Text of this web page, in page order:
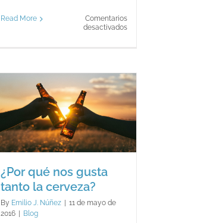
Read More
Comentarios
desactivadosen
el
desorden?
¿Por qué nos gusta
tanto la cerveza?
By Emilio J. Núñez
11 de mayo de
2016
Blog